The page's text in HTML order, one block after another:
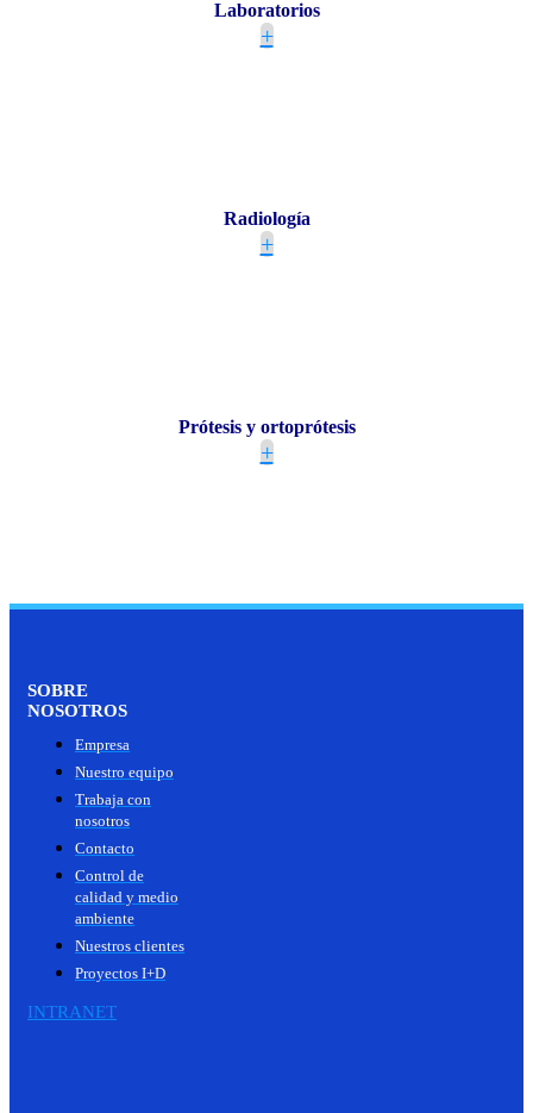
Laboratorios
+
Radiología
+
Prótesis y ortoprótesis
+
SOBRE
NOSOTROS
Empresa
Nuestro equipo
Trabaja con
nosotros
Contacto
Control de
calidad y medio
ambiente
Nuestros clientes
Proyectos I+D
INTRANET